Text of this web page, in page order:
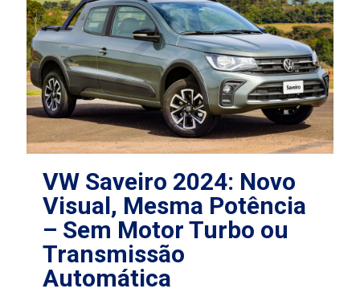
VW Saveiro 2024: Novo
Visual, Mesma Potência
– Sem Motor Turbo ou
Transmissão
Automática